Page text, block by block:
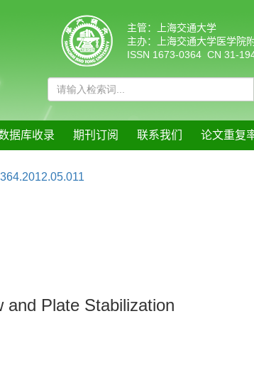
主管：上海交通大学
主办：上海交通大学医学院
ISSN 1673-0364 CN 31-
据库收录 期刊订阅 联系我们 论文重复
and Plate Stabilization